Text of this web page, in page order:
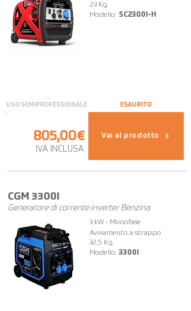
USO SEMIPROFESSIONALE
23 Kg
Modello: SC2300I-H
ESAURITO
805,00€
IVA INCLUSA
Vai al prodotto
CGM 3300I
Generatore di corrente inverter Benzina
3 kW - Monofase
Avviamento a strappo
32,5 Kg
Modello: 3300I